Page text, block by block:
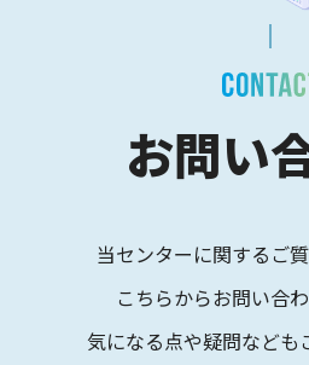
お問い
当センターに関するご
こちらからお問い合
気になる点や疑問なども